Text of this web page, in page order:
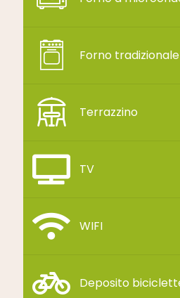
Forno tradizionale
Terrazzino
TV
WIFI
Deposito